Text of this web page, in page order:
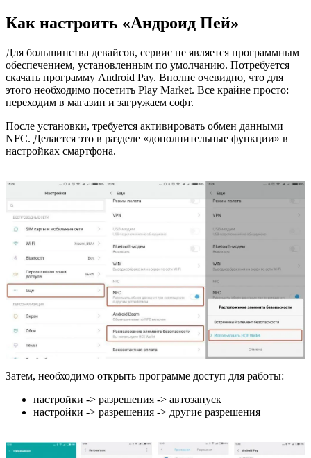
Как настроить «Андроид Пей»
Для большинства девайсов, сервис не является программным
обеспечением, установленным по умолчанию. Потребуется
скачать программу Android Pay. Вполне очевидно, что для
этого необходимо посетить Play Market. Все крайне просто:
переходим в магазин и загружаем софт.
После установки, требуется активировать обмен данными
NFC. Делается это в разделе «дополнительные функции» в
настройках смартфона.
Затем, необходимо открыть программе доступ для работы:
настройки -> разрешения -> автозапуск
настройки -> разрешения -> другие разрешения